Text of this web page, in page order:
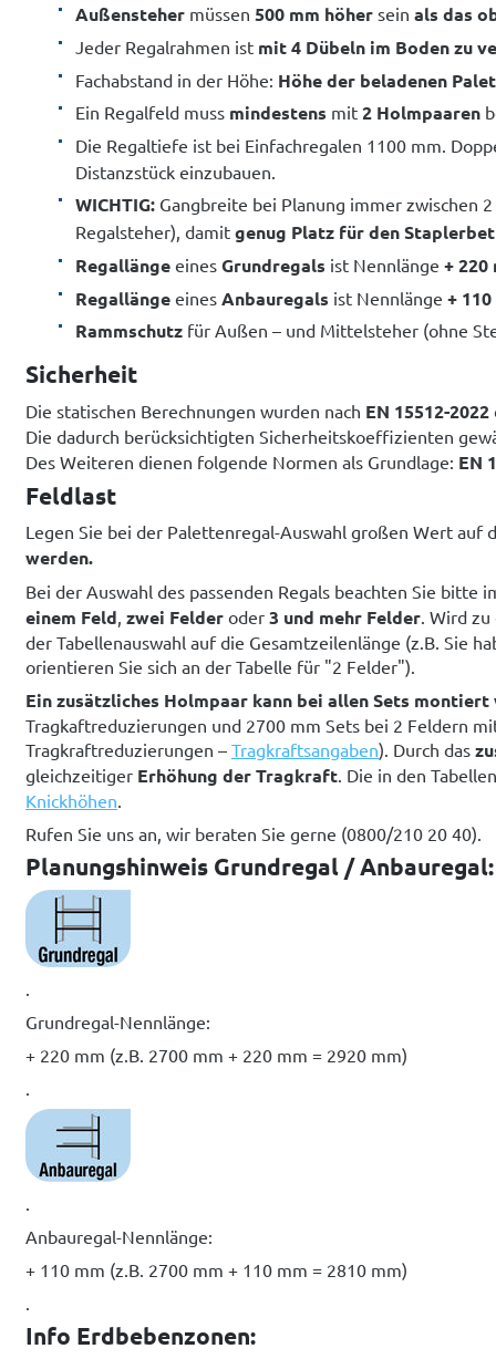
Außenstehermüssen 500 mm höhersein als das
Jeder Regalrahmen ist mit 4 Dübeln im Boden zu
Fachabstand in der Höhe: Höhe der beladenen
Ein Regalfeld muss mindestens mit 2 Holmpaaren
Die Regaltiefe ist bei Einfachregalen 1100 mm.
Distanzstück einzubauen.
WICHTIG:Gangbreite bei Planung immer zwischen
Regalsteher), damit genug Platz für den
Regallängeeines Grundregals ist Nennlänge + 220
Regallängeeines Anbauregals ist Nennlänge +
Rammschutzfür Außen – und Mittelsteher (ohne
Sicherheit
Die statischen Berechnungen wurden nach EN 15512-2022
Die dadurch berücksichtigten Sicherheitskoeffizienten
Des Weiteren dienen folgende Normen als Grundlage: EN
Feldlast
Legen Sie bei der Palettenregal-Auswahl großen Wert auf
werden.
Bei der Auswahl des passenden Regals beachten Sie bitte
einem Feld, zwei Felder oder 3 und mehr Felder. Wird
der Tabellenauswahl auf die Gesamtzeilenlänge (z.B. Sie
orientieren Sie sich an der Tabelle für "2 Felder").
Ein zusätzliches Holmpaar kann bei allen Sets montiert
Tragkaftreduzierungen und 2700 mm Sets bei 2 Feldern
Tragkraftreduzierungen – Tragkraftsangaben). Durch das
gleichzeitiger Erhöhung der Tragkraft. Die in den
Knickhöhen.
Rufen Sie uns an, wir beraten Sie gerne (0800/210 20 40).
Planungshinweis Grundregal / Anbauregal:
.
Grundregal-Nennlänge:
+ 220 mm (z.B. 2700 mm + 220 mm = 2920 mm)
.
.
Anbauregal-Nennlänge:
+ 110 mm (z.B. 2700 mm + 110 mm = 2810 mm)
.
Info Erdbebenzonen: